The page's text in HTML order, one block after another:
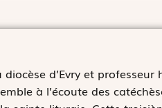
d’Evry et
à l’écoute des